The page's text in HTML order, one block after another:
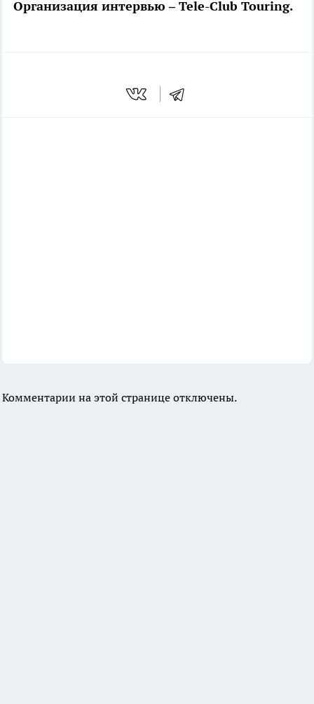
Организация интервью – Tele-Club Touring.
Комментарии на этой странице отключены.